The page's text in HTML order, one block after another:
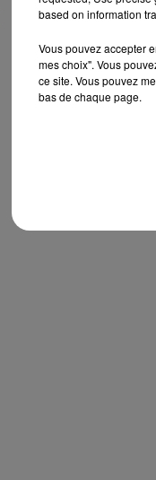
based on information
Vous pouvez accepter
mes choix". Vous
ce site. Vous pouvez
bas de chaque page.